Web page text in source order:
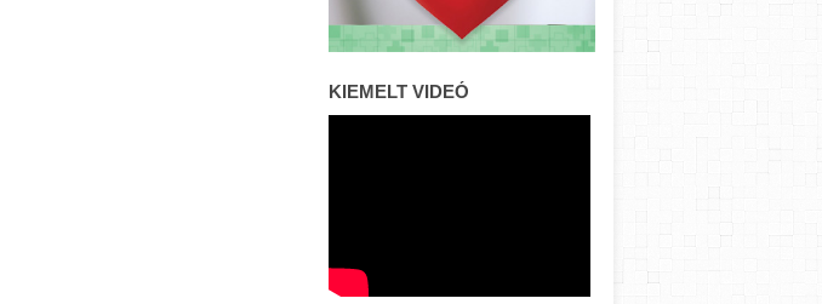
KIEMELT VIDEÓ